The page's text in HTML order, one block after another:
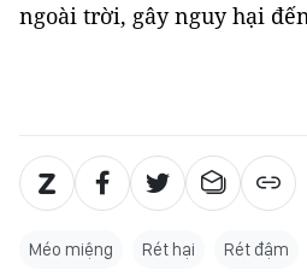
ngoài trời, gây nguy hại
Méo miệng Rét hại Rét đậm